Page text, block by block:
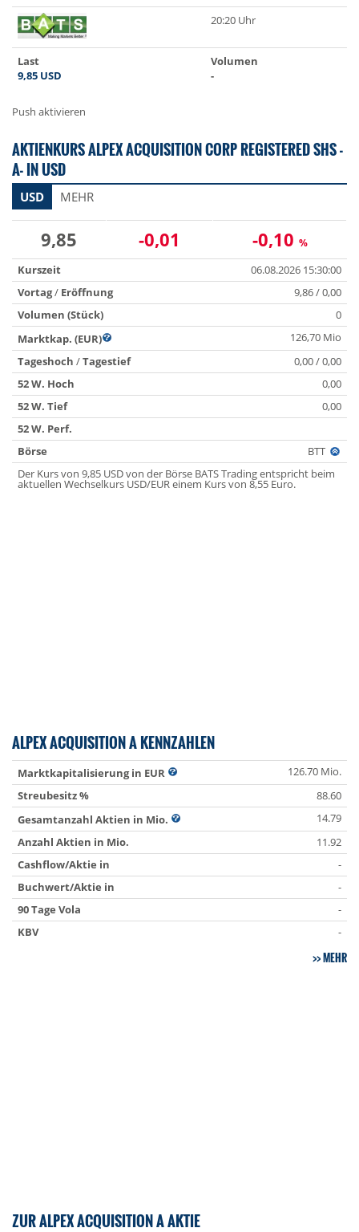
20:20 Uhr
Last
9,85 USD
Volumen
-
Push aktivieren
AKTIENKURS ALPEX ACQUISITION CORP REGISTERED SHS -
A- IN USD
USD MEHR
9,85 -0,01 -0,10 %
Kurszeit
06.08.2026 15:30:00
Vortag/ Eröffnung
9,86 / 0,00
Volumen (Stück)
0
Marktkap. (EUR)
126,70 Mio
Tageshoch /Tagestief
0,00 / 0,00
52 W. Hoch
0,00
52 W. Tief
0,00
52 W. Perf.
Börse
BTT
Der Kurs von 9,85 USD von der Börse BATS Trading entspricht beim
aktuellen Wechselkurs USD/EUR einem Kurs von 8,55 Euro.
ALPEX ACQUISITION A KENNZAHLEN
Marktkapitalisierung in EUR
126.70 Mio.
Streubesitz %
88.60
Gesamtanzahl Aktien in Mio.
14.79
Anzahl Aktien in Mio.
11.92
Cashflow/Aktie in
-
Buchwert/Aktie in
-
90 Tage Vola
-
KBV
-
MEHR
ZUR ALPEX ACQUISITION A AKTIE